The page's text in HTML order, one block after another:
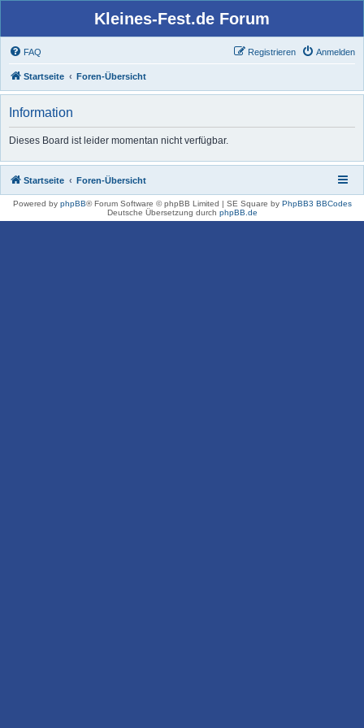
Kleines-Fest.de Forum
FAQ Anmelden
Registrieren
Startseite Foren-Übersicht
Information
Dieses Board ist leider momentan nicht verfügbar.
Startseite Foren-Übersicht
Powered by phpBB® Forum Software © phpBB Limited | SE Square by PhpBB3 BBCodes
Deutsche Übersetzung durch phpBB.de